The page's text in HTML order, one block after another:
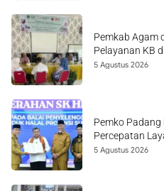
Pemkab Agam
Pelayanan KB
5 Agustus 2026
Pemko
Percepatan
5 Agustus 2026